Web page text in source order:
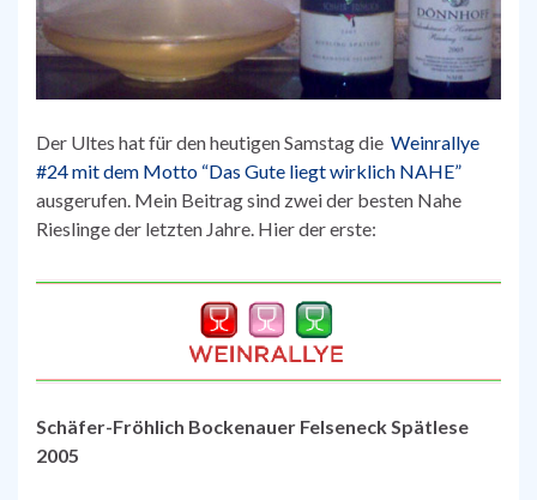
Der Ultes hat für den heutigen Samstag die Weinrallye
#24 mit dem Motto “Das Gute liegt wirklich NAHE”
ausgerufen. Mein Beitrag sind zwei der besten Nahe
Rieslinge der letzten Jahre. Hier der erste:
Schäfer-Fröhlich Bockenauer Felseneck Spätlese
2005